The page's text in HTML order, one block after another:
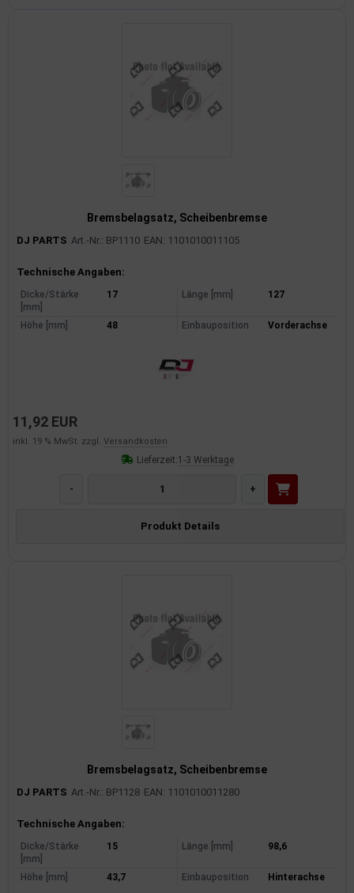
Bremsbelagsatz, Scheibenbremse
DJ PARTS Art.-Nr.: BP1110 EAN: 1101010011105
Produktinformationen
Technische Angaben:
Dicke/Stärke
[mm]
17 Länge [mm] 127
Höhe [mm] 48 Einbauposition Vorderachse
11,92 EUR
inkl. 19 % MwSt. zzgl. Versandkosten
Lieferzeit:1-3 Werktage
- +
Produkt Details
Bremsbelagsatz, Scheibenbremse
DJ PARTS Art.-Nr.: BP1128 EAN: 1101010011280
Produktinformationen
Technische Angaben:
Dicke/Stärke
[mm]
15 Länge [mm] 98,6
Höhe [mm] 43,7 Einbauposition Hinterachse